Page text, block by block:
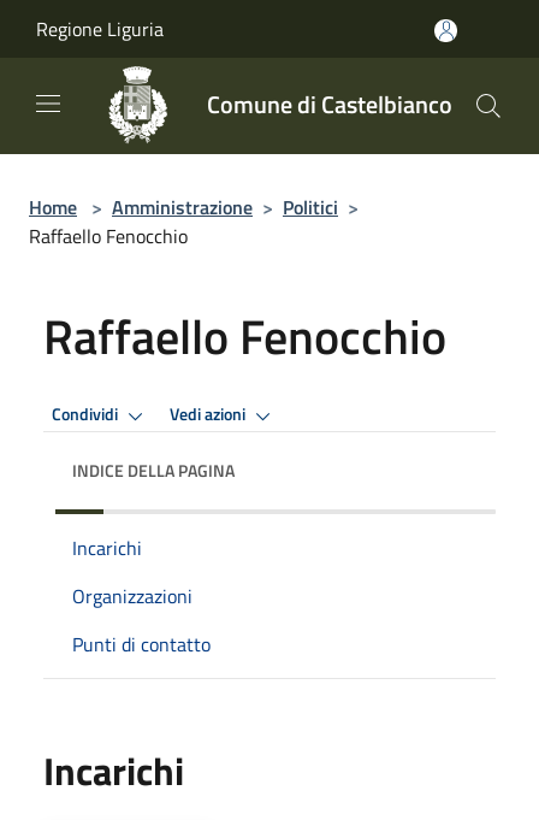
Regione Liguria
Comune di Castelbianco
Home > Amministrazione > Politici >
Raffaello Fenocchio
Raffaello Fenocchio
Condividi Vedi azioni
INDICE DELLA PAGINA
Incarichi
Organizzazioni
Punti di contatto
Incarichi